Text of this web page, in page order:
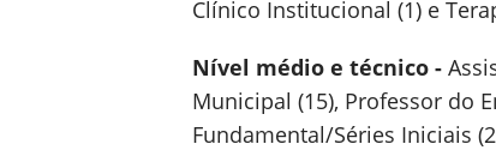
Clínico Institucional (1) e
Nível médio e técnico -
Municipal (15), Professor do
Fundamental/Séries Iniciais